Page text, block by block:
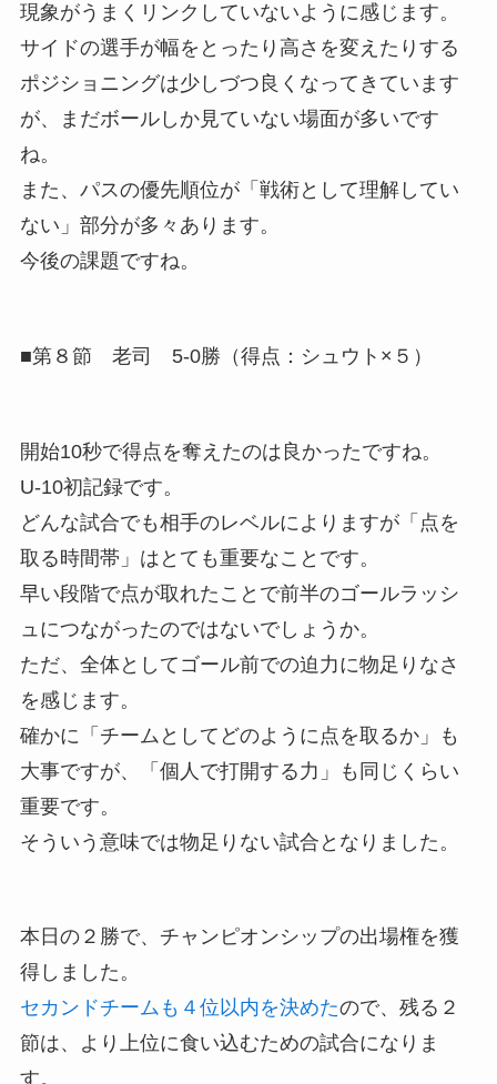
現象がうまくリンクしていないように感じます。
サイドの選手が幅をとったり高さを変えたりする
ポジショニングは少しづつ良くなってきています
が、まだボールしか見ていない場面が多いです
ね。
また、パスの優先順位が「戦術として理解してい
ない」部分が多々あります。
今後の課題ですね。
■第８節 老司 5-0勝（得点：シュウト×５）
開始10秒で得点を奪えたのは良かったですね。
U-10初記録です。
どんな試合でも相手のレベルによりますが「点を
取る時間帯」はとても重要なことです。
早い段階で点が取れたことで前半のゴールラッシ
ュにつながったのではないでしょうか。
ただ、全体としてゴール前での迫力に物足りなさ
を感じます。
確かに「チームとしてどのように点を取るか」も
大事ですが、「個人で打開する力」も同じくらい
重要です。
そういう意味では物足りない試合となりました。
本日の２勝で、チャンピオンシップの出場権を獲
得しました。
セカンドチームも４位以内を決めたので、残る２
節は、より上位に食い込むための試合になりま
す。